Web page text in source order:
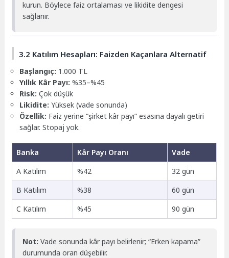
kurun. Böylece faiz ortalaması ve likidite dengesi
sağlanır.
3.2 Katılım Hesapları: Faizden Kaçanlara Alternatif
Başlangıç: 1.000 TL
Yıllık Kâr Payı: %35–%45
Risk: Çok düşük
Likidite: Yüksek (vade sonunda)
Özellik: Faiz yerine “şirket kâr payı” esasına dayalı getiri
sağlar. Stopaj yok.
Banka Kâr Payı Oranı
Vade
A Katılım
%42
32 gün
B Katılım
%38
60 gün
C Katılım
%45 90 gün
Not: Vade sonunda kâr payı belirlenir; “Erken kapama”
durumunda oran düşebilir.